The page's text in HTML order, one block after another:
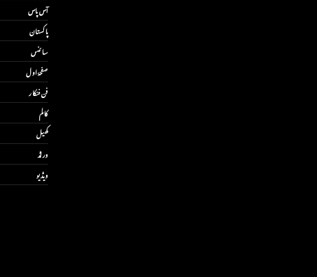
آس پاس
پاکستان
سائنس
صفحۂ اول
فن فنکار
کالم
کھیل
ورلڈ
ویڈیو